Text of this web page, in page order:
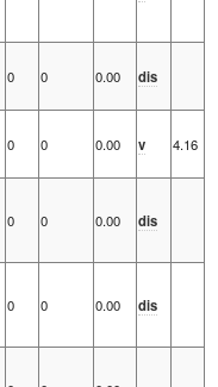
0 0 0.00 dis
0 0 0.00 v 4.16
0 0 0.00 dis
0 0 0.00 dis